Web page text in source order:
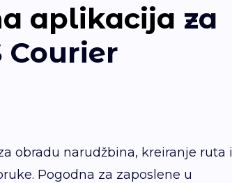
aplikacija za
Courier
obradu narudžbina, kreiranje ruta i
Pogodna za zaposlene u